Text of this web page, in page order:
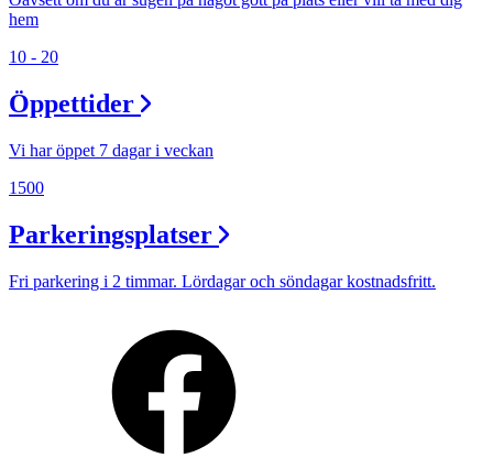
hem
10 - 20
Öppettider
Vi har öppet 7 dagar i veckan
1500
Parkeringsplatser
Fri parkering i 2 timmar. Lördagar och söndagar kostnadsfritt.